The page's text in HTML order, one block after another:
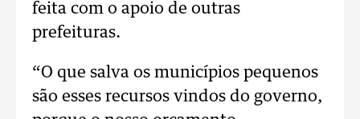
feita com o apoio de outras
prefeituras.
“O que salva os municípios pequenos
são esses recursos vindos do governo,